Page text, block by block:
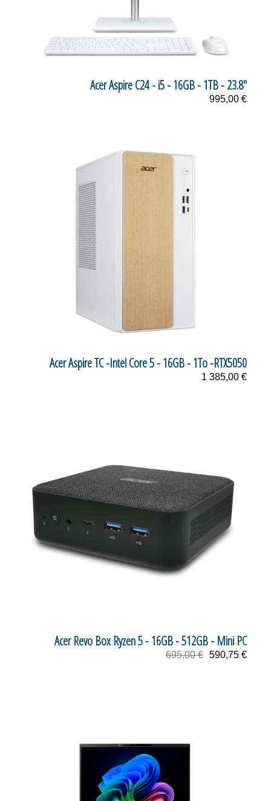
Acer Aspire C24 - i5 - 16GB - 1TB - 23.8"
995,00 €
Acer Aspire TC -Intel Core 5 - 16GB - 1To -RTX5050
1 385,00 €
Acer Revo Box Ryzen 5 - 16GB - 512GB - Mini PC
695,00 € 590,75 €